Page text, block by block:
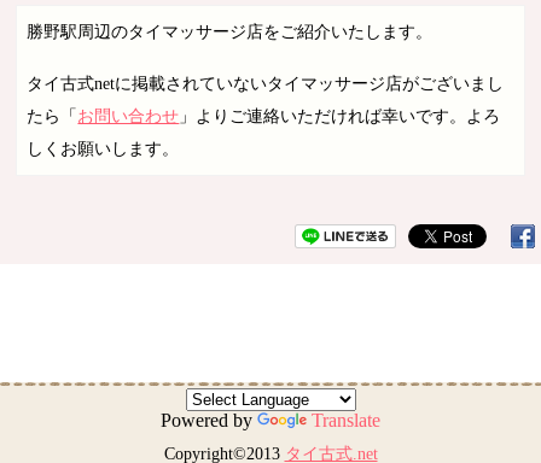
勝野駅周辺のタイマッサージ店をご紹介いたします。
タイ古式netに掲載されていないタイマッサージ店がございまし
たら「お問い合わせ 」よりご連絡いただければ幸いです。よろ
しくお願いします。
Powered by Translate
Copyright©2013 タイ古式.net